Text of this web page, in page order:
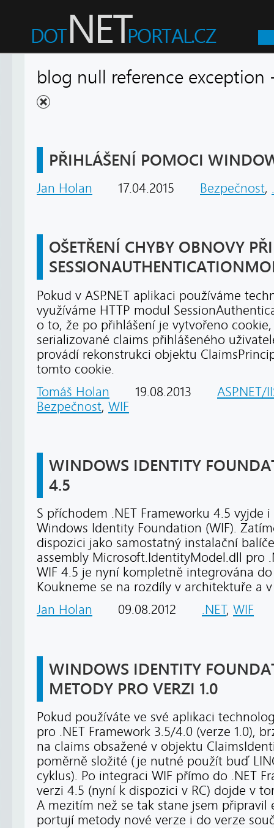
blog null reference
PŘIHLÁŠENÍ POMOCI
Jan Holan 17.04.2015 Bezpečnost,
OŠETŘENÍ CHYBY OBNOVY
Pokud v ASP.NET aplikaci používáme
využíváme HTTP modul
o to, že po přihlášení je vytvořeno
serializované claims přihlášeného
provádí rekonstrukci objektu
tomto cookie.
Tomáš Holan
19.08.2013
ASP.NET/
Bezpečnost, WIF
WINDOWS IDENTITY
4.5
S příchodem .NET Frameworku 4.5 vyjde
Windows Identity Foundation (WIF).
dispozici jako samostatný instalační
assembly Microsoft.IdentityModel.dll pro
WIF 4.5 je nyní kompletně integrována do
Koukneme se na rozdíly v architektuře a v
Jan Holan
09.08.2012 .NET, WIF
WINDOWS IDENTITY
METODY PRO VERZI 1.0
Pokud používáte ve své aplikaci
pro .NET Framework 3.5/4.0 (verze 1.0),
na claims obsažené v objektu
poměrně složité (je nutné použít buď
cyklus). Po integraci WIF přímo do .NET
verzi 4.5 (nyní k dispozici v RC) dojde v
A mezitím než se tak stane jsem připravil
portují metody nové verze i do verze